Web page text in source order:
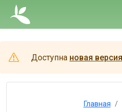
Доступна новая версия
Главная